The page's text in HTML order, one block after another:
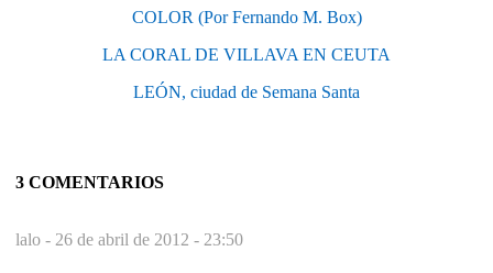
COLOR (Por Fernando M. Box)
LA CORAL DE VILLAVA EN CEUTA
LEÓN, ciudad de Semana Santa
3 COMENTARIOS
lalo - 26 de abril de 2012 - 23:50